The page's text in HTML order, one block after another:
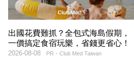
出國花費難抓？全包式海島假期，
一價搞定食宿玩樂，省錢更省心！
PR・Club Med Taiwan
2026-08-08